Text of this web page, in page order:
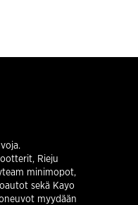
Rieju
minimopot,
sekä Kayo
myydään